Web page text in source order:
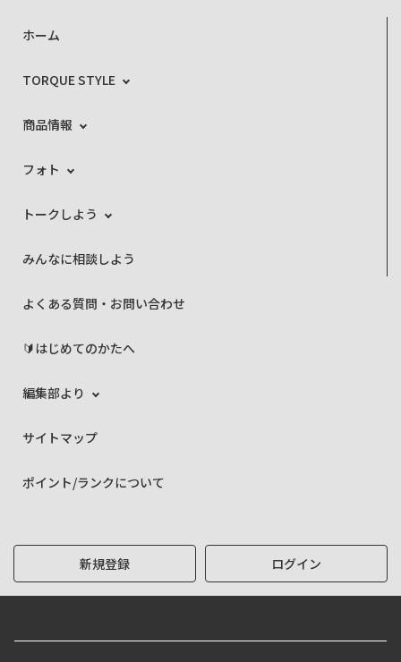
ホーム
TORQUE STYLE
商品情報
フォト
トークしよう
みんなに相談しよう
よくある質問・お問い合わせ
🔰はじめてのかたへ
編集部より
サイトマップ
ポイント/ランクについて
新規登録 ログイン